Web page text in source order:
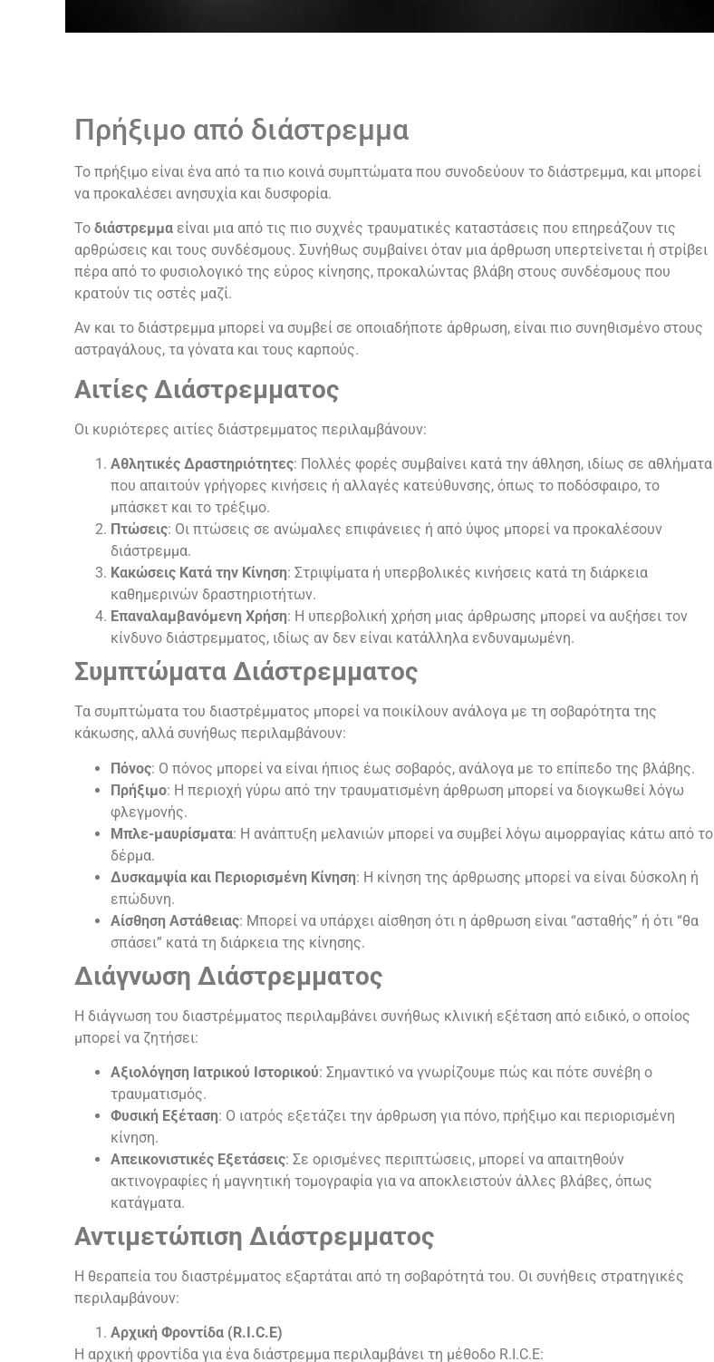
Πρήξιμο από διάστρεμμα
Το πρήξιμο είναι ένα από τα πιο κοινά συμπτώματα που συνοδεύουν το διάστρεμμα, και μπορεί
να προκαλέσει ανησυχία και δυσφορία.
Το διάστρεμμα είναι μια από τις πιο συχνές τραυματικές καταστάσεις που επηρεάζουν τις
αρθρώσεις και τους συνδέσμους. Συνήθως συμβαίνει όταν μια άρθρωση υπερτείνεται ή στρίβει
πέρα από το φυσιολογικό της εύρος κίνησης, προκαλώντας βλάβη στους συνδέσμους που
κρατούν τις οστές μαζί.
Αν και το διάστρεμμα μπορεί να συμβεί σε οποιαδήποτε άρθρωση, είναι πιο συνηθισμένο στους
αστραγάλους, τα γόνατα και τους καρπούς.
Αιτίες Διάστρεμματος
Οι κυριότερες αιτίες διάστρεμματος περιλαμβάνουν:
Αθλητικές Δραστηριότητες: Πολλές φορές συμβαίνει κατά την άθληση, ιδίως σε αθλήματα
που απαιτούν γρήγορες κινήσεις ή αλλαγές κατεύθυνσης, όπως το ποδόσφαιρο, το
μπάσκετ και το τρέξιμο.
Πτώσεις: Οι πτώσεις σε ανώμαλες επιφάνειες ή από ύψος μπορεί να προκαλέσουν
διάστρεμμα.
Κακώσεις Κατά την Κίνηση: Στριψίματα ή υπερβολικές κινήσεις κατά τη διάρκεια
καθημερινών δραστηριοτήτων.
Επαναλαμβανόμενη Χρήση: Η υπερβολική χρήση μιας άρθρωσης μπορεί να αυξήσει τον
κίνδυνο διάστρεμματος, ιδίως αν δεν είναι κατάλληλα ενδυναμωμένη.
Συμπτώματα Διάστρεμματος
Τα συμπτώματα του διαστρέμματος μπορεί να ποικίλουν ανάλογα με τη σοβαρότητα της
κάκωσης, αλλά συνήθως περιλαμβάνουν:
Πόνος: Ο πόνος μπορεί να είναι ήπιος έως σοβαρός, ανάλογα με το επίπεδο της βλάβης.
Πρήξιμο: Η περιοχή γύρω από την τραυματισμένη άρθρωση μπορεί να διογκωθεί λόγω
φλεγμονής.
Μπλε-μαυρίσματα: Η ανάπτυξη μελανιών μπορεί να συμβεί λόγω αιμορραγίας κάτω από το
δέρμα.
Δυσκαμψία και Περιορισμένη Κίνηση: Η κίνηση της άρθρωσης μπορεί να είναι δύσκολη ή
επώδυνη.
Αίσθηση Αστάθειας: Μπορεί να υπάρχει αίσθηση ότι η άρθρωση είναι “ασταθής” ή ότι “θα
σπάσει” κατά τη διάρκεια της κίνησης.
Διάγνωση Διάστρεμματος
Η διάγνωση του διαστρέμματος περιλαμβάνει συνήθως κλινική εξέταση από ειδικό, ο οποίος
μπορεί να ζητήσει:
Αξιολόγηση Ιατρικού Ιστορικού: Σημαντικό να γνωρίζουμε πώς και πότε συνέβη ο
τραυματισμός.
Φυσική Εξέταση: Ο ιατρός εξετάζει την άρθρωση για πόνο, πρήξιμο και περιορισμένη
κίνηση.
Απεικονιστικές Εξετάσεις: Σε ορισμένες περιπτώσεις, μπορεί να απαιτηθούν
ακτινογραφίες ή μαγνητική τομογραφία για να αποκλειστούν άλλες βλάβες, όπως
κατάγματα.
Αντιμετώπιση Διάστρεμματος
Η θεραπεία του διαστρέμματος εξαρτάται από τη σοβαρότητά του. Οι συνήθεις στρατηγικές
περιλαμβάνουν:
Αρχική Φροντίδα (R.I.C.E)
Η αρχική φροντίδα για ένα διάστρεμμα περιλαμβάνει τη μέθοδο R.I.C.E: